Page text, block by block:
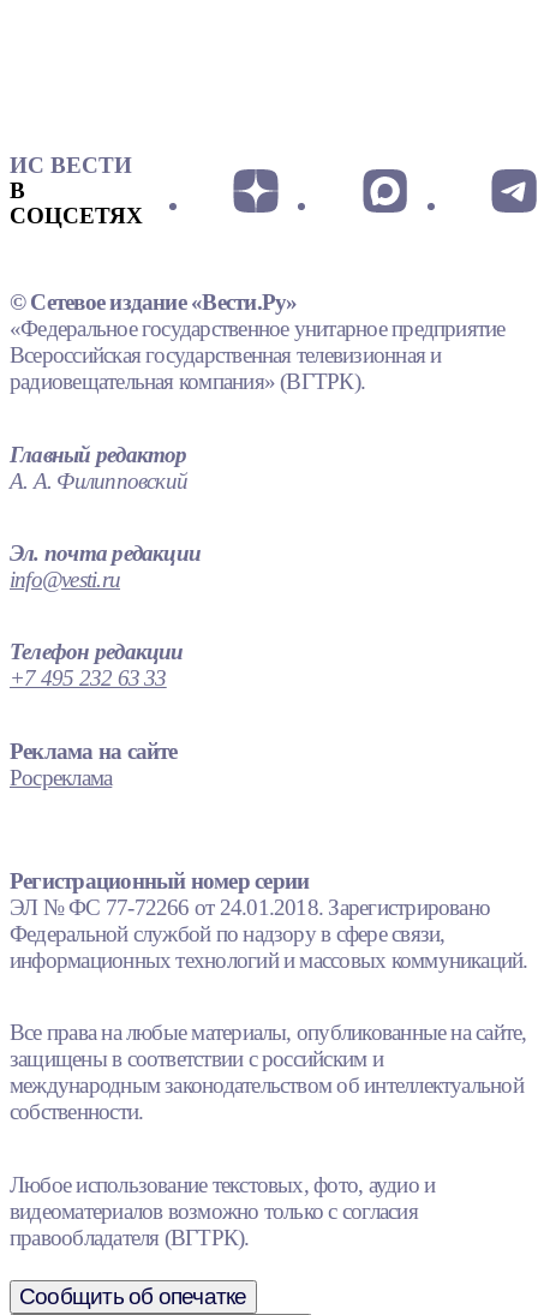
ИС ВЕСТИ
В
СОЦСЕТЯХ
© Сетевое издание «Вести.Ру»
«Федеральное государственное унитарное предприятие
Всероссийская государственная телевизионная и
радиовещательная компания» (ВГТРК).
Главный редактор
А. А. Филипповский
Эл. почта редакции
info@vesti.ru
Телефон редакции
+7 495 232 63 33
Реклама на сайте
Росреклама
Регистрационный номер серии
ЭЛ № ФС 77-72266 от 24.01.2018. Зарегистрировано
Федеральной службой по надзору в сфере связи,
информационных технологий и массовых коммуникаций.
Все права на любые материалы, опубликованные на сайте,
защищены в соответствии с российским и
международным законодательством об интеллектуальной
собственности.
Любое использование текстовых, фото, аудио и
видеоматериалов возможно только с согласия
правообладателя (ВГТРК).
Сообщить об опечатке